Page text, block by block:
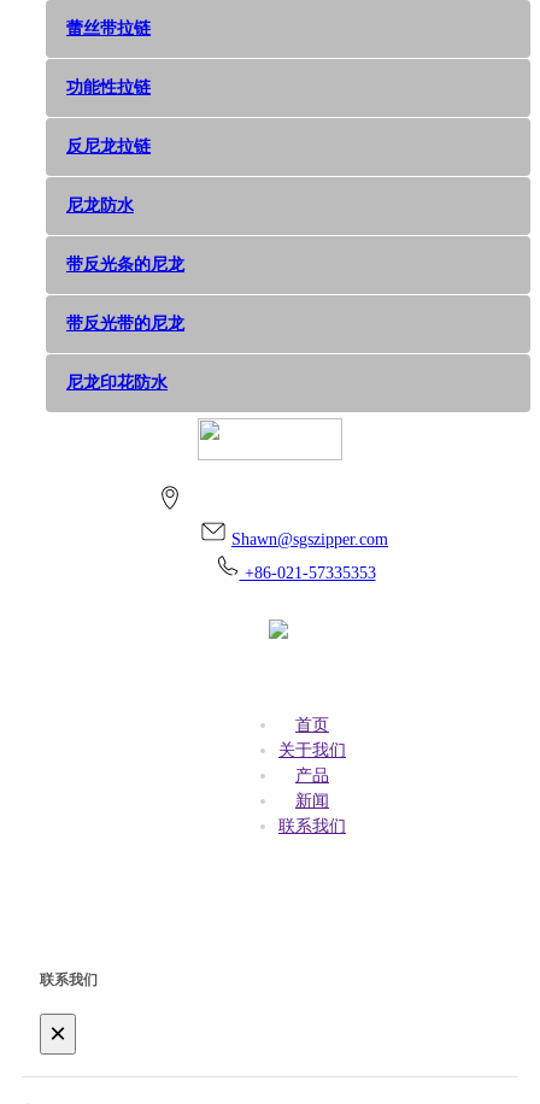
蕾丝带拉链
功能性拉链
反尼龙拉链
尼龙防水
带反光条的尼龙
带反光带的尼龙
尼龙印花防水
Shawn@sgszipper.com
+86-021-57335353
首页
关于我们
产品
新闻
联系我们
联系我们
×